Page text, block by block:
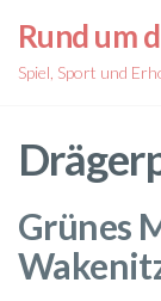
Inhalt
springen
Rund um
Spiel, Sport und
Grünes